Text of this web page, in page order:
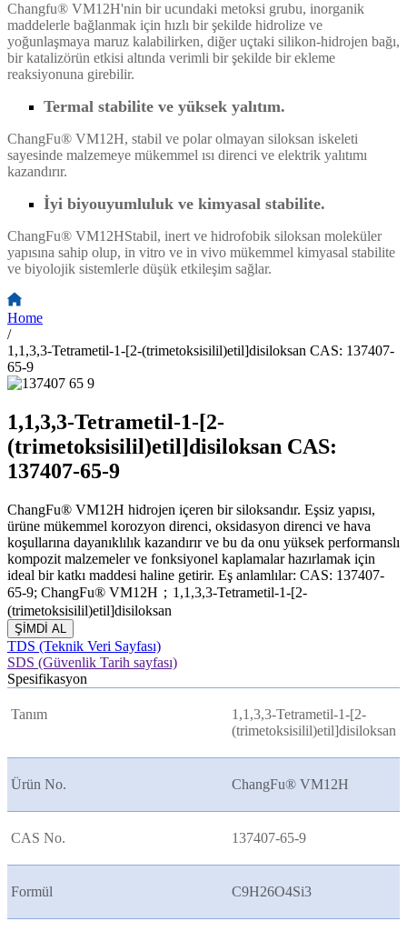
Changfu® VM12H'nin bir ucundaki metoksi grubu, inorganik
maddelerle bağlanmak için hızlı bir şekilde hidrolize ve
yoğunlaşmaya maruz kalabilirken, diğer uçtaki silikon-hidrojen bağı,
bir katalizörün etkisi altında verimli bir şekilde bir ekleme
reaksiyonuna girebilir.
Termal stabilite ve yüksek yalıtım.
ChangFu® VM12H, stabil ve polar olmayan siloksan iskeleti
sayesinde malzemeye mükemmel ısı direnci ve elektrik yalıtımı
kazandırır.
İyi biyouyumluluk ve kimyasal stabilite.
ChangFu® VM12HStabil, inert ve hidrofobik siloksan moleküler
yapısına sahip olup, in vitro ve in vivo mükemmel kimyasal stabilite
ve biyolojik sistemlerle düşük etkileşim sağlar.
Home
/
1,1,3,3-Tetrametil-1-[2-(trimetoksisilil)etil]disiloksan CAS: 137407-
65-9
1,1,3,3-Tetrametil-1-[2-
(trimetoksisilil)etil]disiloksan CAS:
137407-65-9
ChangFu® VM12H hidrojen içeren bir siloksandır. Eşsiz yapısı,
ürüne mükemmel korozyon direnci, oksidasyon direnci ve hava
koşullarına dayanıklılık kazandırır ve bu da onu yüksek performanslı
kompozit malzemeler ve fonksiyonel kaplamalar hazırlamak için
ideal bir katkı maddesi haline getirir. Eş anlamlılar: CAS: 137407-
65-9; ChangFu® VM12H；1,1,3,3-Tetrametil-1-[2-
(trimetoksisilil)etil]disiloksan
ŞİMDİ AL
TDS (Teknik Veri Sayfası)
SDS (Güvenlik Tarih sayfası)
Spesifikasyon
Tanım
1,1,3,3-Tetrametil-1-[2-
(trimetoksisilil)etil]disiloksan
Ürün No. ChangFu® VM12H
CAS No. 137407-65-9
Formül C9H26O4Si3